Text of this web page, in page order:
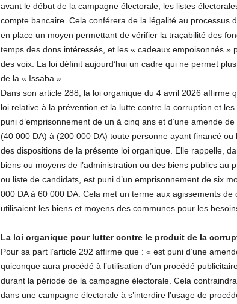
avant le début de la campagne électorale, les listes
compte bancaire. Cela conférera de la légalité au processus
en place un moyen permettant de vérifier la traçabilité des
temps des dons intéressés, et les « cadeaux empoisonnés »
des voix. La loi définit aujourd’hui un cadre qui ne permet
de la « Issaba ».
Dans son article 288, la loi organique du 4 avril 2026 affirme
loi relative à la prévention et la lutte contre la corruption et
puni d’emprisonnement de un à cinq ans et d’une amende de
(40 000 DA) à (200 000 DA) toute personne ayant financé ou
des dispositions de la présente loi organique. Elle rappelle,
biens ou moyens de l’administration ou des biens publics au
ou liste de candidats, est puni d’un emprisonnement de six
000 DA à 60 000 DA. Cela met un terme aux agissements
utilisaient les biens et moyens des communes pour les
La loi organique pour lutter contre le produit de la
Pour sa part l’article 292 affirme que : « est puni d’une
quiconque aura procédé à l’utilisation d’un procédé
durant la période de la campagne électorale. Cela
dans une campagne électorale à s’interdire l’usage de